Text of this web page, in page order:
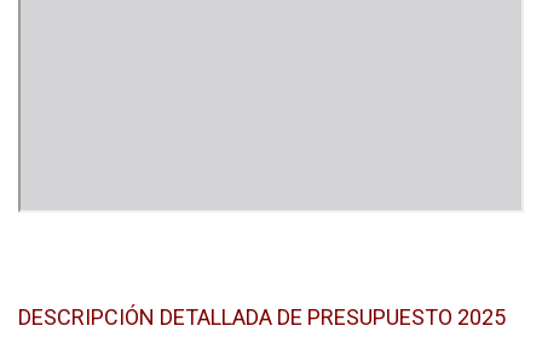
DESCRIPCIÓN DETALLADA DE PRESUPUESTO 2025